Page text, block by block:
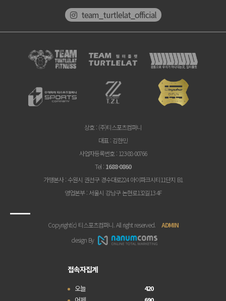
team_turtlelat_official
상호 : (주)티스포츠컴퍼니
대표 : 김한민
사업자등록번호 : 123-88-00766
Tel : 1688-0860
가맹본사: 수원시 권선구 경수대로224 아이파크시티11단지 B1
영업본부: 서울시 강남구 논현로132길13 4F
Copyright(c) 티스포츠컴퍼니. All right reserved. ADMIN
design By
접속자집계
오늘 420